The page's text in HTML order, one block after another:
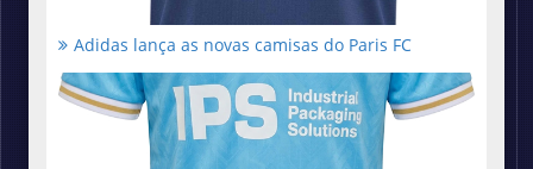
Adidas lança as novas camisas do Paris FC